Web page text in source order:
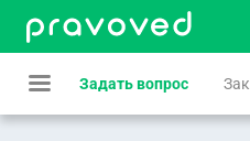
Задать вопрос